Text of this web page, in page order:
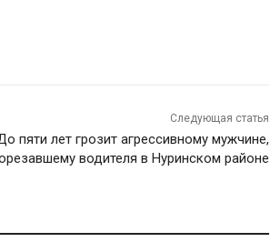
Следующая статья
пяти лет грозит агрессивному мужчине,
водителя в Нуринском районе